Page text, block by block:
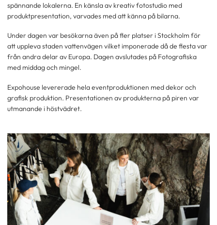
spännande lokalerna. En känsla av kreativ fotostudio med
produktpresentation, varvades med att känna på bilarna.
Under dagen var besökarna även på fler platser i Stockholm för
att uppleva staden vattenvägen vilket imponerade då de flesta var
från andra delar av Europa. Dagen avslutades på Fotografiska
med middag och mingel.
Expohouse levererade hela eventproduktionen med dekor och
grafisk produktion. Presentationen av produkterna på piren var
utmanande i höstvädret.